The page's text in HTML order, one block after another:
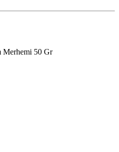
Merhemi 50 Gr